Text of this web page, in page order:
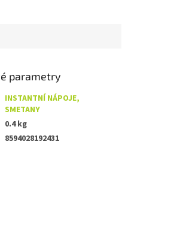
parametry
INSTANTNÍ NÁPOJE,
SMETANY
0.4 kg
8594028192431